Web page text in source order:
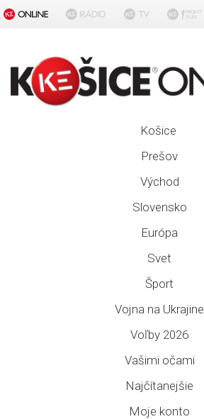
Košice
Prešov
Východ
Slovensko
Európa
Svet
Šport
Vojna na Ukrajine
Voľby 2026
Vašimi očami
Najčítanejšie
Moje konto